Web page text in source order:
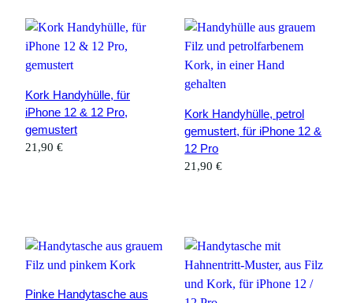
Kork Handyhülle, für
iPhone 12 & 12 Pro,
gemustert
21,90 €
Kork Handyhülle, petrol
gemustert, für iPhone 12 &
12 Pro
21,90€
Pinke Handytasche aus